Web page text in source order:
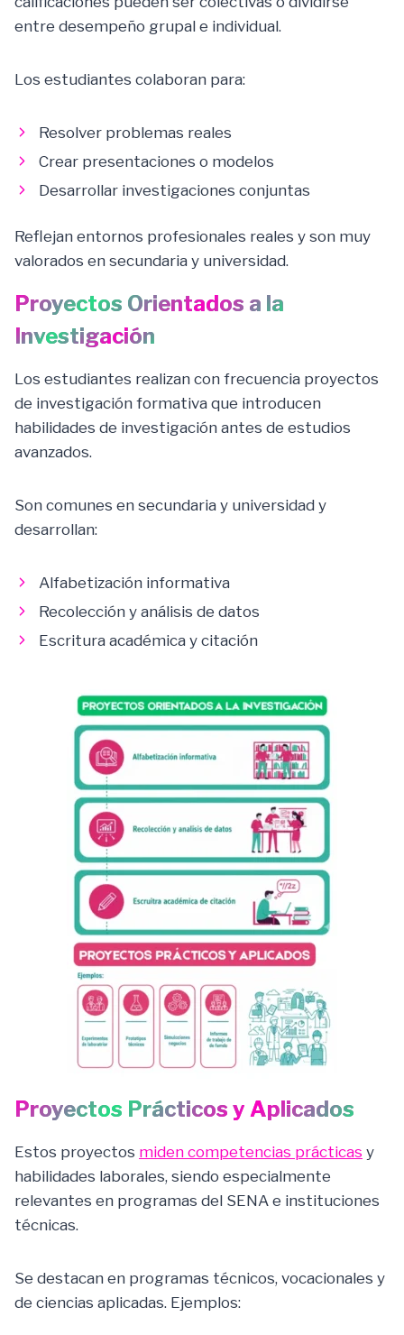
entre desempeño grupal e individual.
Los estudiantes colaboran para:
Resolver problemas reales
Crear presentaciones o modelos
Desarrollar investigaciones conjuntas
Reflejan entornos profesionales reales y son muy
valorados en secundaria y universidad.
Proyectos Orientados a la
Investigación
Los estudiantes realizan con frecuencia proyectos
de investigación formativa que introducen
habilidades de investigación antes de estudios
avanzados.
Son comunes en secundaria y universidad y
desarrollan:
Alfabetización informativa
Recolección y análisis de datos
Escritura académica y citación
Proyectos Prácticos y Aplicados
Estos proyectos miden competencias prácticas y
habilidades laborales, siendo especialmente
relevantes en programas del SENA e instituciones
técnicas.
Se destacan en programas técnicos, vocacionales y
de ciencias aplicadas. Ejemplos: